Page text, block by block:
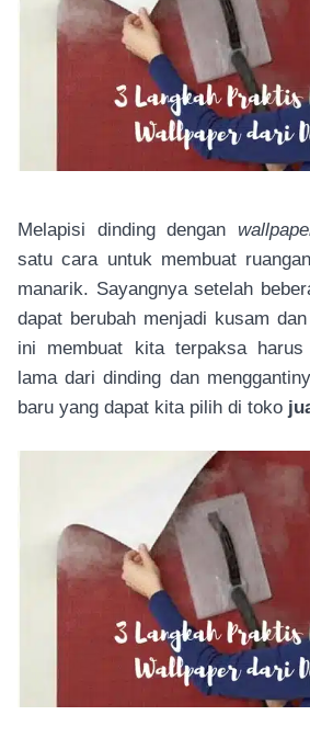
Melapisi dinding dengan
satu cara untuk membuat
manarik. Sayangnya setelah
dapat berubah menjadi kusam
ini membuat kita terpaksa harus
lama dari dinding dan
baru yang dapat kita pilih di toko